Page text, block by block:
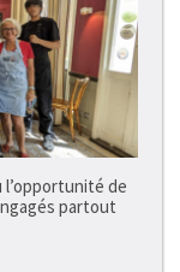
l’opportunité de
partout